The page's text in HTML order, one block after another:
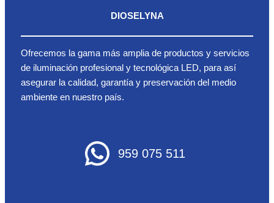
DIOSELYNA
Ofrecemos la gama más amplia de productos y servicios
de iluminación profesional y tecnológica LED, para así
asegurar la calidad, garantía y preservación del medio
ambiente en nuestro país.
959 075 511